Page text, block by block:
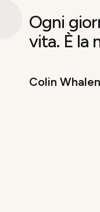
Ogni
vita. È la
Colin